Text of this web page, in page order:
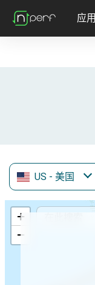
应用
US - 美国
+
−